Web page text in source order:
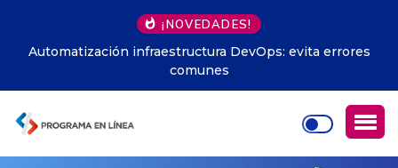
¡NOVEDADES!
Automatización infraestructura DevOps: evita errores
comunes